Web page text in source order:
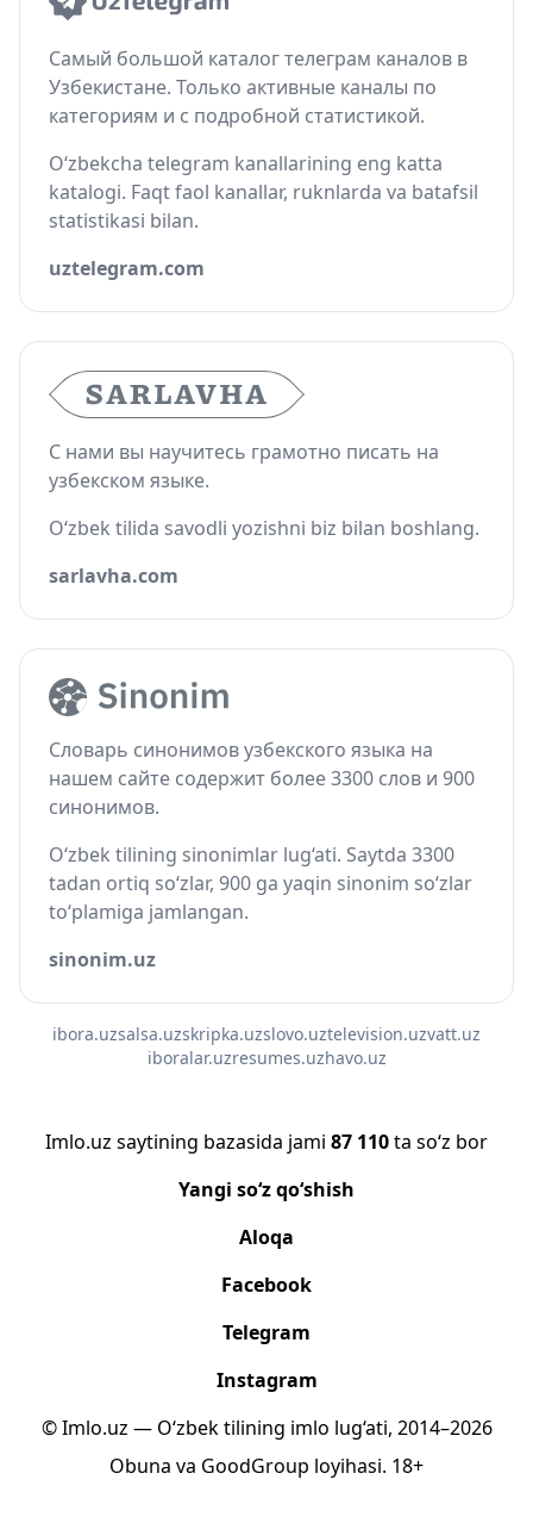
Самый большой каталог телеграм каналов в
Узбекистане. Только активные каналы по
категориям и с подробной статистикой.
O‘zbekcha telegram kanallarining eng katta
katalogi. Faqt faol kanallar, ruknlarda va batafsil
statistikasi bilan.
uztelegram.com
С нами вы научитесь грамотно писать на
узбекском языке.
O‘zbek tilida savodli yozishni biz bilan boshlang.
sarlavha.com
Словарь синонимов узбекского языка на
нашем сайте содержит более 3300 слов и 900
синонимов.
O‘zbek tilining sinonimlar lug‘ati. Saytda 3300
tadan ortiq so‘zlar, 900 ga yaqin sinonim so‘zlar
to‘plamiga jamlangan.
sinonim.uz
ibora.uzsalsa.uzskripka.uzslovo.uztelevision.uzvatt.uz
iboralar.uzresumes.uzhavo.uz
Imlo.uz saytining bazasida jami 87 110ta so‘z bor
Yangi so‘z qo‘shish
Aloqa
Facebook
Telegram
Instagram
© Imlo.uz — O‘zbek tilining imlo lug‘ati, 2014–2026
Obuna va GoodGroup loyihasi. 18+